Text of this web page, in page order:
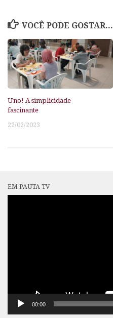
VOCÊ PODE GOSTAR...
Uno! A simplicidade
fascinante
22/02/2023
EM PAUTA TV
00:00